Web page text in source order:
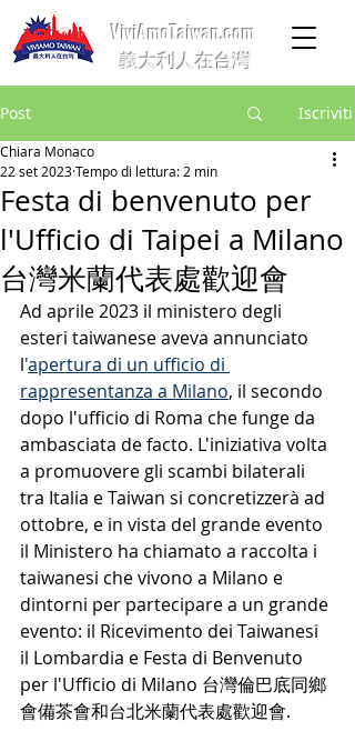
ViviAmoTaiwan.com
義大利人在台灣
Post Iscriviti
Festa di benvenuto per
l'Ufficio di Taipei a Milano
台灣米蘭代表處歡迎會
Chiara Monaco
22 set 2023Tempo di lettura: 2 min
Ad aprile 2023 il ministero degli
esteri taiwanese aveva annunciato
l'apertura di un ufficio di
rappresentanza a Milano, il secondo
dopo l'ufficio di Roma che funge da
ambasciata de facto. L'iniziativa volta
a promuovere gli scambi bilaterali
tra Italia e Taiwan si concretizzerà ad
ottobre, e in vista del grande evento
il Ministero ha chiamato a raccolta i
taiwanesi che vivono a Milano e
dintorni per partecipare a un grande
evento: il Ricevimento dei Taiwanesi
il Lombardia e Festa di Benvenuto
per l'Ufficio di Milano 台灣倫巴底同鄉
會備茶會和台北米蘭代表處歡迎會.